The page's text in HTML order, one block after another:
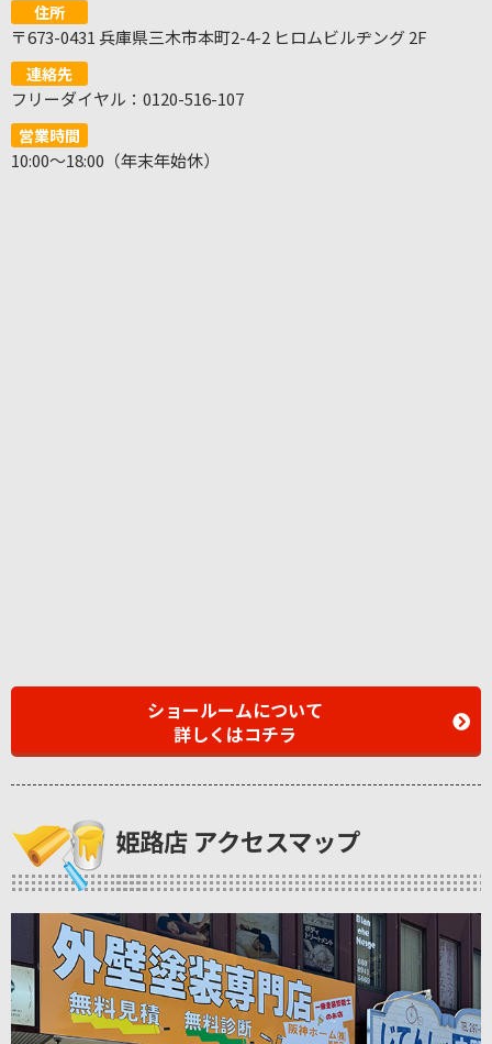
住所
〒673-0431 兵庫県三木市本町2-4-2 ヒロムビルヂング 2F
連絡先
フリーダイヤル：0120-516-107
営業時間
10:00～18:00（年末年始休）
ショールームについて
詳しくはコチラ
姫路店 アクセスマップ